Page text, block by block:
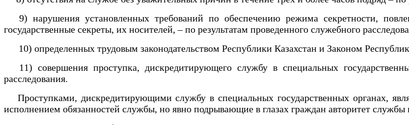
9) нарушения установленных требований по обеспечению режима секретности,
государственные секреты, их носителей, – по результатам проведенного служебного
10) определенных трудовым законодательством Республики Казахстан и Законом
11) совершения проступка, дискредитирующего службу в специальных
расследования.
Проступками, дискредитирующими службу в специальных государственных органах,
исполнением обязанностей службы, но явно подрывающие в глазах граждан авторитет